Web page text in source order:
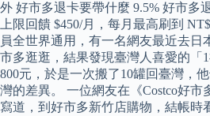
外 好市多退卡要帶什麼 9.5% 好市多
上限回饋 $450/月，每月最高刷到
員全世界通用，有一名網友最近去日
市多逛逛，結果發現臺灣人喜愛的「
800元，於是一次搬了10罐回臺灣，
灣的差異。 一位網友在《Costco好市
寫道，到好市多新竹店購物，結帳時